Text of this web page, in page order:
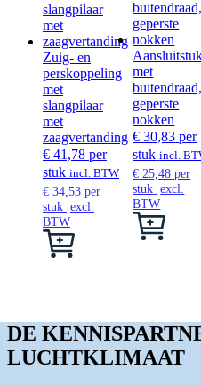
Zuig- en
perskoppeling
met
slangpilaar
met
zaagvertanding
€ 41,78 per
stuk incl. BTW
€ 34,53 per
stuk excl.
BTW
Dit
optie
kan
gekozen
met
buitendraad,
geperste
nokken
€ 30,83 per
stuk incl.
€ 25,48 per
stuk excl.
BTW
Dit
kan
worden
DE
LUCHTKLIMAAT